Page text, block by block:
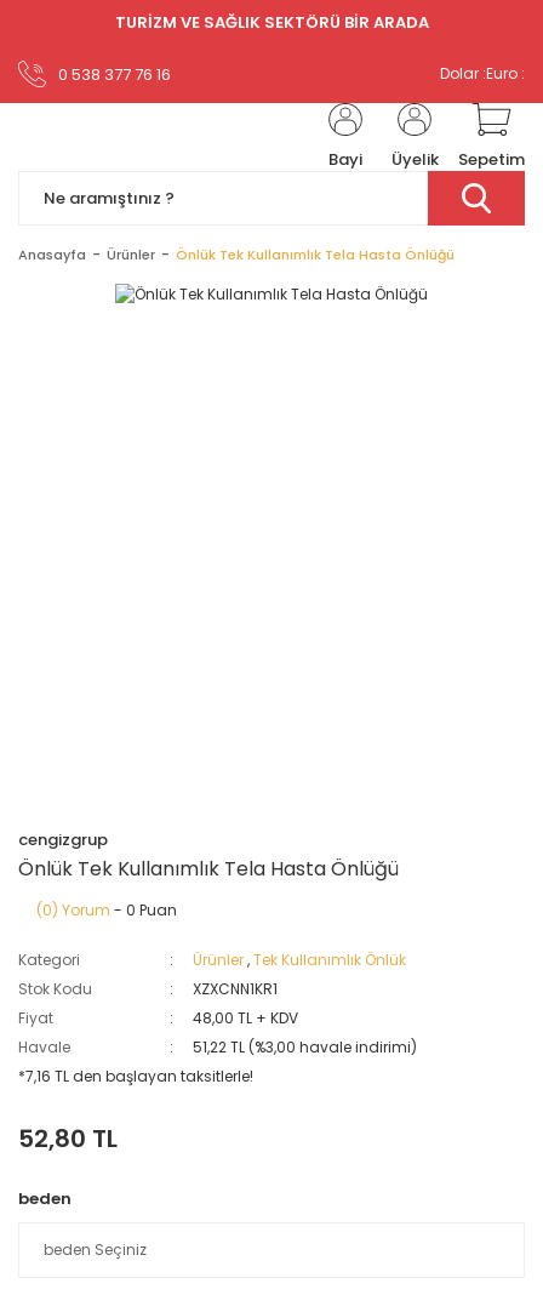
0 538 377 76 16
TURİZM VE SAĞLIK SEKTÖRÜ BİR ARADA
Dolar :Euro :
Bayi Üyelik Sepetim
Anasayfa Ürünler Önlük Tek Kullanımlık Tela Hasta Önlüğü
cengizgrup
Önlük Tek Kullanımlık Tela Hasta Önlüğü
(0) Yorum - 0 Puan
Kategori Ürünler,Tek Kullanımlık Önlük
Stok Kodu
XZXCNN1KR1
Fiyat
48,00 TL + KDV
Havale
51,22 TL (%3,00 havale indirimi)
*7,16 TL den başlayan taksitlerle!
52,80 TL
beden